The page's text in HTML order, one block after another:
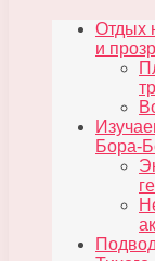
Отдых
и
Бора-